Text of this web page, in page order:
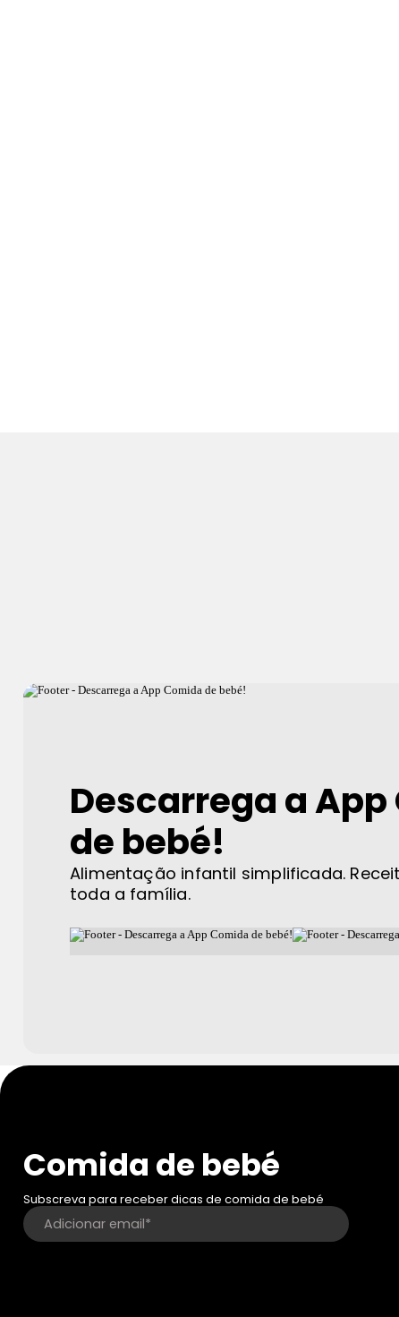
Descarrega a
de bebé!
Alimentação infantil simplificada.
toda a família.
Comida de bebé
Subscreva para receber dicas de comida de bebé